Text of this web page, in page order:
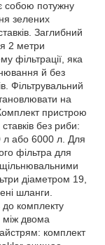
собою потужну
зелених
Заглибний
2 метри
фільтрації, яка
й без
Фільтрувальний
на
пристрою
без риби:
або 6000 л. Для
фільтра для
діаметром 19,
шланги.
комплекту
між двома
комплект